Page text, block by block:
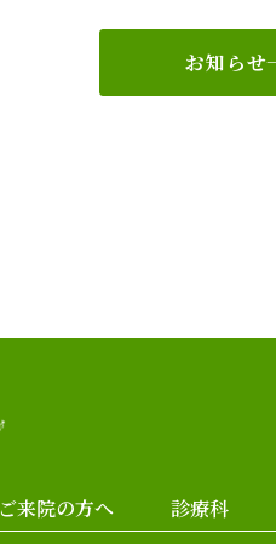
お知らせ
ご来院の方へ 診療科